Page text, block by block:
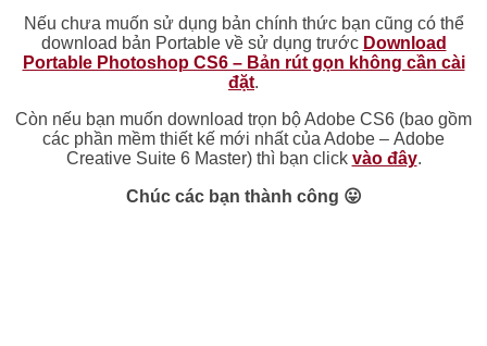
Nếu chưa muốn sử dụng bản chính thức bạn cũng có thể
download bản Portable về sử dụng trước Download
Portable Photoshop CS6 – Bản rút gọn không cần cài
đặt.
Còn nếu bạn muốn download trọn bộ Adobe CS6 (bao gồm
các phần mềm thiết kế mới nhất của Adobe – Adobe
Creative Suite 6 Master) thì bạn click vào đây.
Chúc các bạn thành công 😛